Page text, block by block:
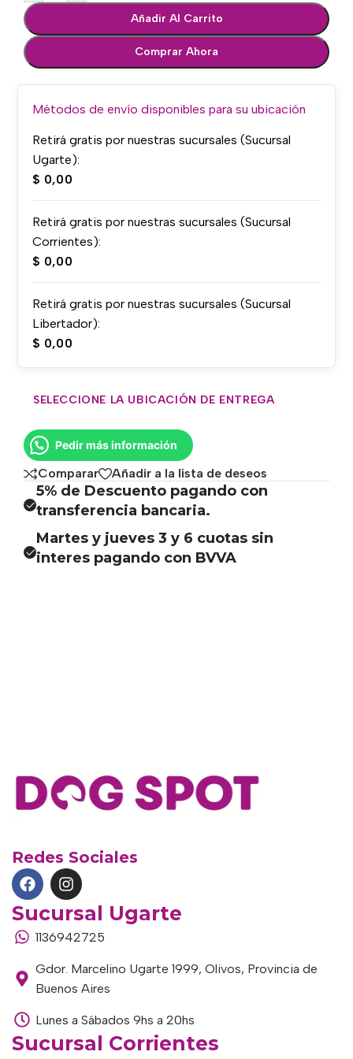
Añadir Al Carrito
Comprar Ahora
Métodos de envío disponibles para su ubicación
Retirá gratis por nuestras sucursales (Sucursal
Ugarte):
$ 0,00
Retirá gratis por nuestras sucursales (Sucursal
Corrientes):
$ 0,00
Retirá gratis por nuestras sucursales (Sucursal
Libertador):
$ 0,00
SELECCIONE LA UBICACIÓN DE ENTREGA
Pedir más información
Comparar Añadir a la lista de deseos
5% de Descuento pagando con
transferencia bancaria.
Martes y jueves 3 y 6 cuotas sin
interes pagando con BVVA
Redes Sociales
Sucursal Ugarte
1136942725
Gdor. Marcelino Ugarte 1999, Olivos, Provincia de
Buenos Aires
Lunes a Sábados 9hs a 20hs
Sucursal Corrientes